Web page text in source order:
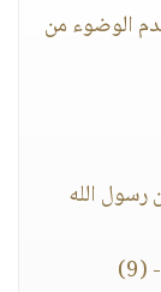
الوضوء من
الله